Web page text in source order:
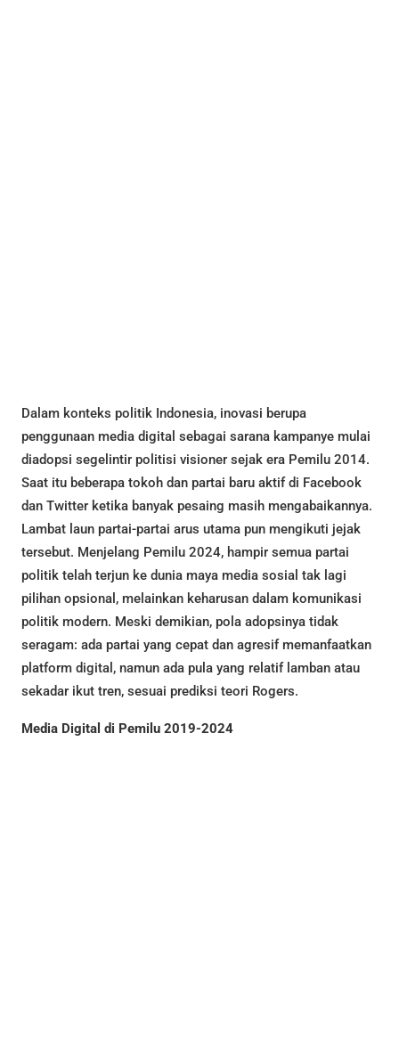
Dalam konteks politik Indonesia, inovasi berupa
penggunaan media digital sebagai sarana kampanye mulai
diadopsi segelintir politisi visioner sejak era Pemilu 2014.
Saat itu beberapa tokoh dan partai baru aktif di Facebook
dan Twitter ketika banyak pesaing masih mengabaikannya.
Lambat laun partai-partai arus utama pun mengikuti jejak
tersebut. Menjelang Pemilu 2024, hampir semua partai
politik telah terjun ke dunia maya media sosial tak lagi
pilihan opsional, melainkan keharusan dalam komunikasi
politik modern. Meski demikian, pola adopsinya tidak
seragam: ada partai yang cepat dan agresif memanfaatkan
platform digital, namun ada pula yang relatif lamban atau
sekadar ikut tren, sesuai prediksi teori Rogers.
Media Digital di Pemilu 2019-2024